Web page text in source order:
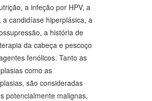
a infeção por HPV, a
a candidíase hiperplásica, a
a história de
da cabeça e pescoço
fenólicos. Tanto as
como as
são consideradas
potencialmente malignas,